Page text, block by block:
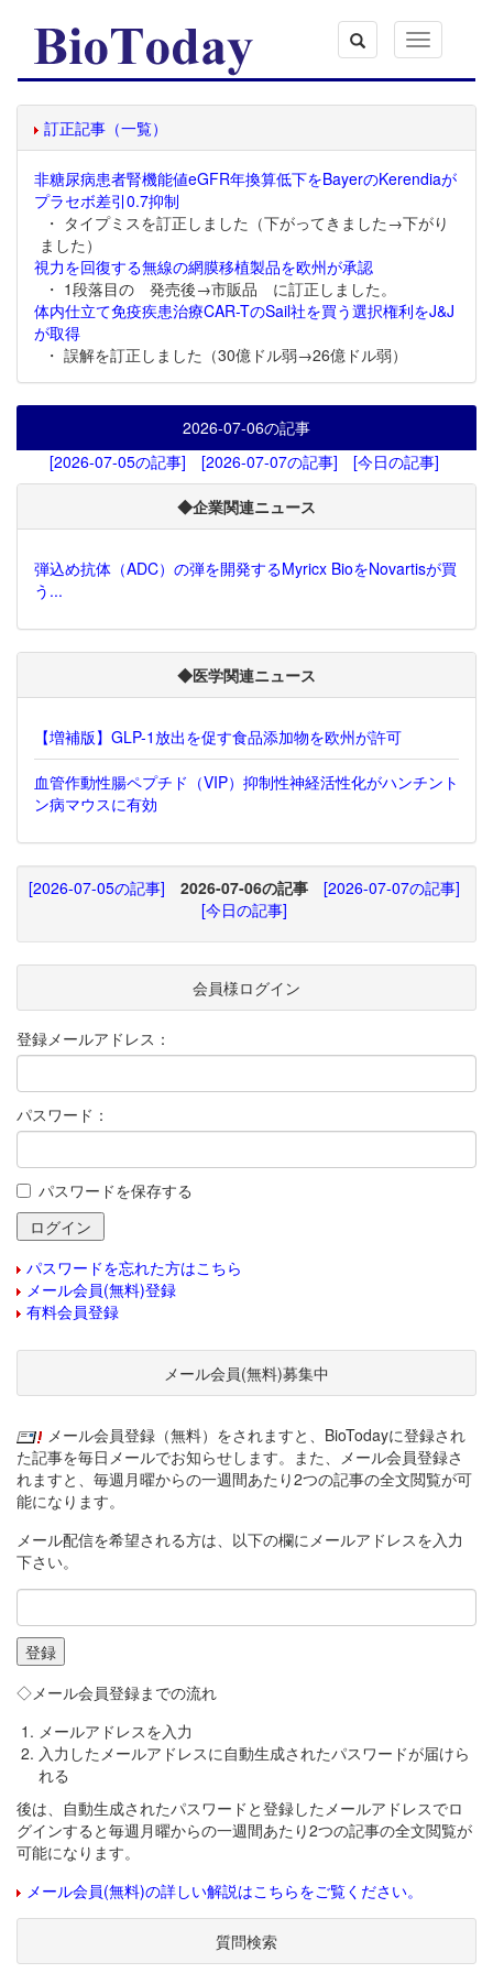
Toggle
navigation
訂正記事（一覧）
非糖尿病患者腎機能値eGFR年換算低下をBayerのKerendiaが
プラセボ差引0.7抑制
・ タイプミスを訂正しました（下がってきました→下がり
ました）
視力を回復する無線の網膜移植製品を欧州が承認
・ 1段落目の 発売後→市販品 に訂正しました。
体内仕立て免疫疾患治療CAR-TのSail社を買う選択権利をJ&J
が取得
・ 誤解を訂正しました（30億ドル弱→26億ドル弱）
2026-07-06の記事
[2026-07-05の記事]
[2026-07-07の記事] [今日の記事]
◆企業関連ニュース
弾込め抗体（ADC）の弾を開発するMyricx BioをNovartisが買
う...
◆医学関連ニュース
【増補版】GLP-1放出を促す食品添加物を欧州が許可
血管作動性腸ペプチド（VIP）抑制性神経活性化がハンチント
ン病マウスに有効
[2026-07-05の記事] 2026-07-06の記事
[2026-07-07の記事]
[今日の記事]
会員様ログイン
登録メールアドレス：
パスワード：
パスワードを保存する
パスワードを忘れた方はこちら
メール会員(無料)登録
有料会員登録
メール会員(無料)募集中
メール会員登録（無料）をされますと、BioTodayに登録され
た記事を毎日メールでお知らせします。また、メール会員登録さ
れますと、毎週月曜からの一週間あたり2つの記事の全文閲覧が可
能になります。
メール配信を希望される方は、以下の欄にメールアドレスを入力
下さい。
◇メール会員登録までの流れ
メールアドレスを入力
入力したメールアドレスに自動生成されたパスワードが届けら
れる
後は、自動生成されたパスワードと登録したメールアドレスでロ
グインすると毎週月曜からの一週間あたり2つの記事の全文閲覧が
可能になります。
メール会員(無料)の詳しい解説はこちらをご覧ください。
質問検索